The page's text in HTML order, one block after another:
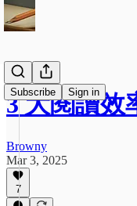
Subscribe Sign in
3 大閱讀效
Browny
Mar 3, 2025
7